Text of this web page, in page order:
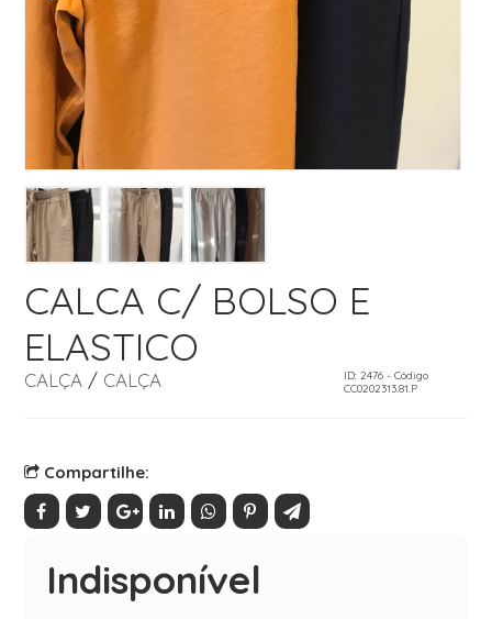
CALCA C/ BOLSO E
ELASTICO
CALÇA/ CALÇA
ID: 2476 - Código
CC0202313.81.P
Compartilhe:
Indisponível